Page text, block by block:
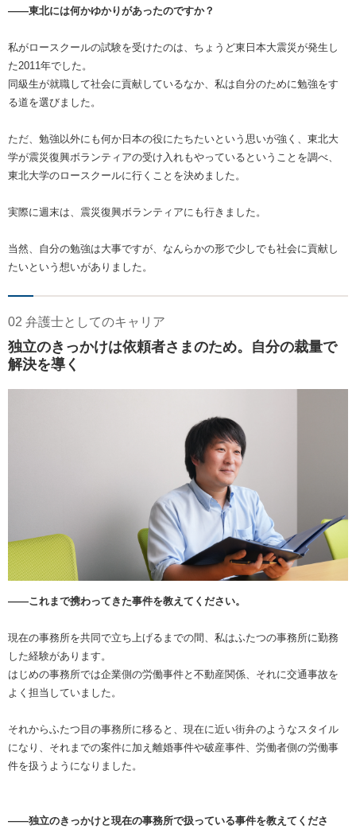
――東北には何かゆかりがあったのですか？
私がロースクールの試験を受けたのは、ちょうど東日本大震災が発生し
た2011年でした。
同級生が就職して社会に貢献しているなか、私は自分のために勉強をす
る道を選びました。
ただ、勉強以外にも何か日本の役にたちたいという思いが強く、東北大
学が震災復興ボランティアの受け入れもやっているということを調べ、
東北大学のロースクールに行くことを決めました。
実際に週末は、震災復興ボランティアにも行きました。
当然、自分の勉強は大事ですが、なんらかの形で少しでも社会に貢献し
たいという想いがありました。
02 弁護士としてのキャリア
独立のきっかけは依頼者さまのため。自分の裁量で
解決を導く
――これまで携わってきた事件を教えてください。
現在の事務所を共同で立ち上げるまでの間、私はふたつの事務所に勤務
した経験があります。
はじめの事務所では企業側の労働事件と不動産関係、それに交通事故を
よく担当していました。
それからふたつ目の事務所に移ると、現在に近い街弁のようなスタイル
になり、それまでの案件に加え離婚事件や破産事件、労働者側の労働事
件を扱うようになりました。
――独立のきっかけと現在の事務所で扱っている事件を教えてくださ